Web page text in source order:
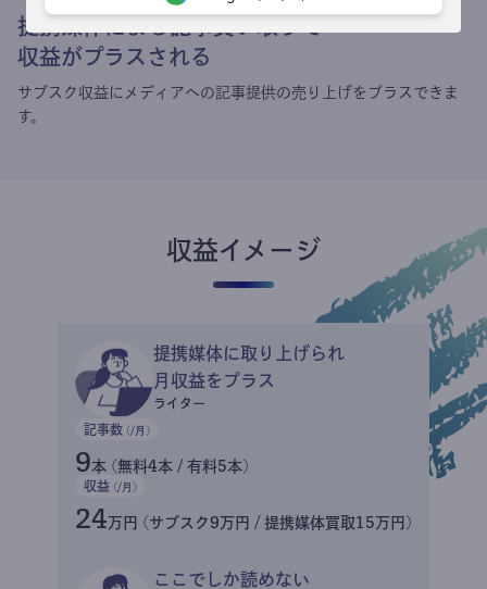
提携媒体による記事買い取りで
収益がプラスされる
サブスク収益にメディアへの記事提供の売り上げをプラスできま
す。
収益イメージ
提携媒体に取り上げられ
月収益をプラス
ライター
記事数 (/月)
9本 (無料4本 / 有料5本)
収益 (/月)
24万円 (サブスク9万円 / 提携媒体買取15万円)
ここでしか読めない